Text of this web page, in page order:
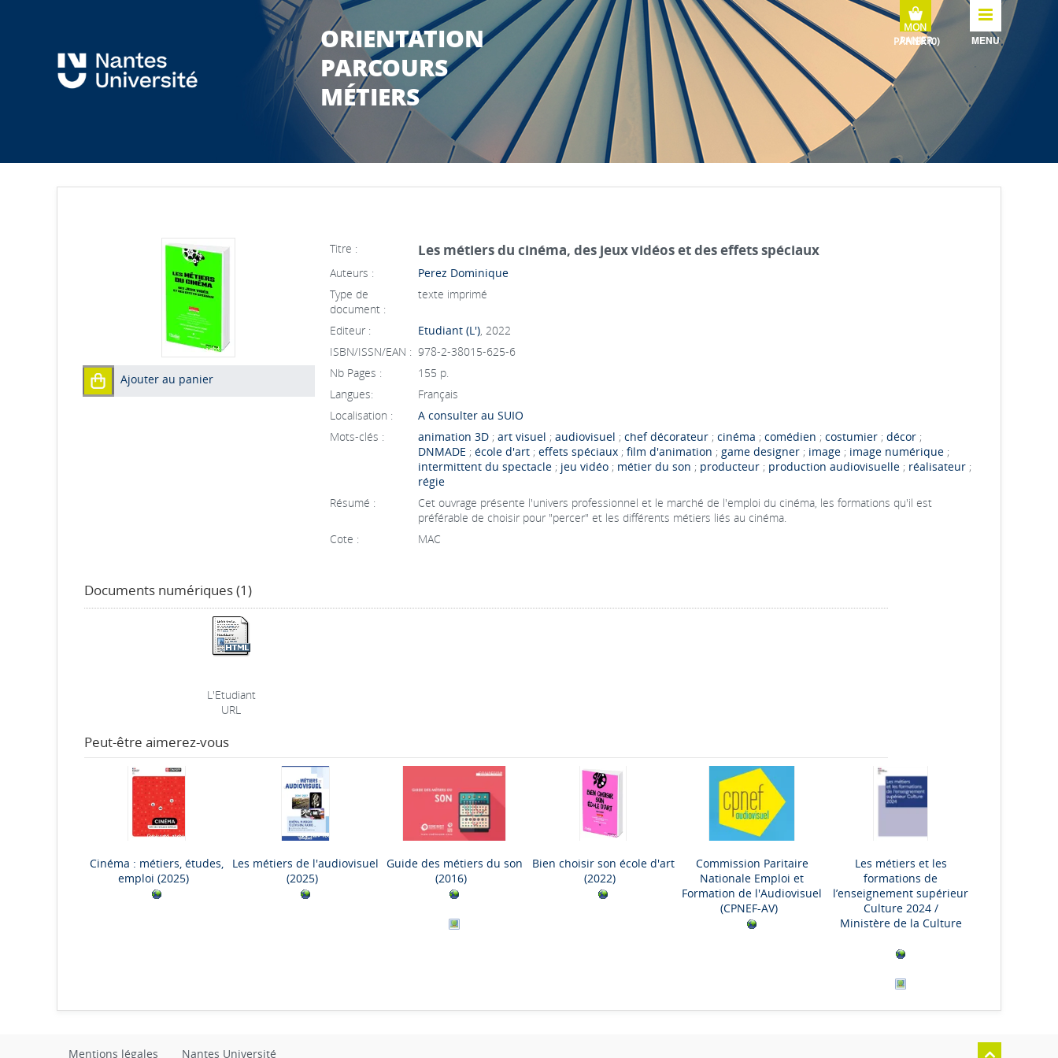
MENU
ORIENTATION
PARCOURS
MÉTIERS
Ajouter au panier
Titre : Les métiers du cinéma, des jeux vidéos et des effets spéciaux
Auteurs :
Perez Dominique
Type de
document :
texte imprimé
Editeur : Etudiant (L'), 2022
ISBN/ISSN/EAN : 978-2-38015-625-6
Nb Pages :
155 p.
Langues:
Français
Localisation :
A consulter au SUIO
Mots-clés :
animation 3D; art visuel ; audiovisuel ; chef décorateur; cinéma ; comédien ; costumier; décor;
DNMADE ; école d'art; effets spéciaux; film d'animation ; game designer; image; image numérique;
intermittent du spectacle; jeu vidéo; métier du son ; producteur; production audiovisuelle; réalisateur;
régie
Résumé :
Cet ouvrage présente l'univers professionnel et le marché de l'emploi du cinéma, les formations qu'il est
préférable de choisir pour "percer" et les différents métiers liés au cinéma.
Cote :
MAC
Documents numériques (1)
L'Etudiant
URL
Peut-être aimerez-vous
Cinéma : métiers, études,
emploi (2025)
Les métiers de l'audiovisuel
(2025)
Guide des métiers du son
(2016)
Bien choisir son école d'art
(2022)
Commission Paritaire
Nationale Emploi et
Formation de l'Audiovisuel
(CPNEF-AV)
Les métiers et les
formations de
l’enseignement supérieur
Culture 2024/
Ministère de la Culture
Mentions légales Nantes Université